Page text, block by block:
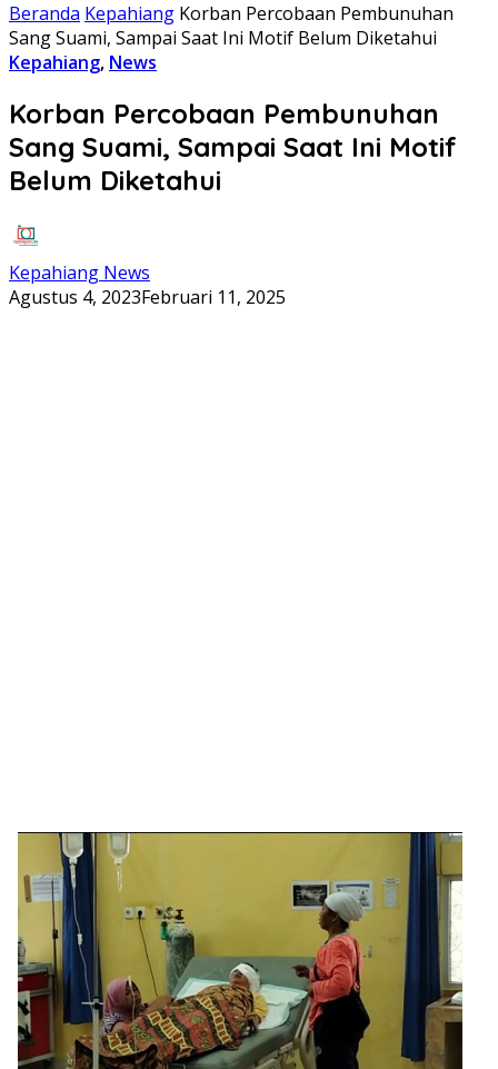
Beranda Kepahiang Korban Percobaan Pembunuhan
Sang Suami, Sampai Saat Ini Motif Belum Diketahui
Kepahiang, News
Korban Percobaan Pembunuhan
Sang Suami, Sampai Saat Ini Motif
Belum Diketahui
Kepahiang News
Agustus 4, 2023Februari 11, 2025